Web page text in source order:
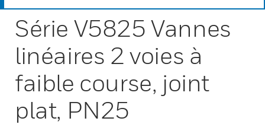
Série V5825 Vannes
linéaires 2 voies à
faible course, joint
plat, PN25